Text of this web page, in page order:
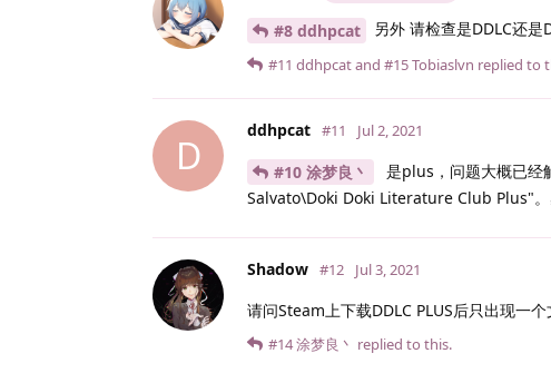
#8 ddhpcat 另外 请检查是DDLC还是
#11 ddhpcatand #15Tobiaslvn replied to
D
ddhpcat #11 Jul 2, 2021
#10 涂梦良丶
是plus，问题大概已经
Salvato\Doki Doki Literature Club Plus"。
Shadow #12 Jul 3, 2021
请问Steam上下载DDLC PLUS后只出现一
#14涂梦良丶 replied to this.